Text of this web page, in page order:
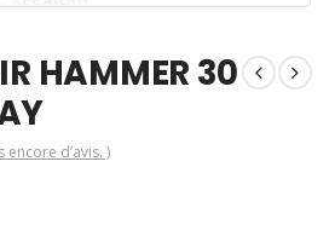
HAMMER 30
encore d’avis. )